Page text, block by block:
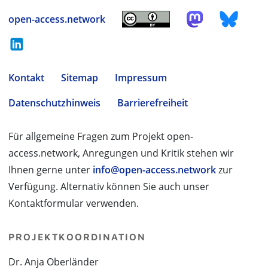
open-access.network
Kontakt Sitemap
Impressum
Datenschutzhinweis
Barrierefreiheit
Für allgemeine Fragen zum Projekt open-
access.network, Anregungen und Kritik stehen wir
Ihnen gerne unter info@open-access.networkzur
Verfügung. Alternativ können Sie auch unser
Kontaktformular verwenden.
PROJEKTKOORDINATION
Dr. Anja Oberländer